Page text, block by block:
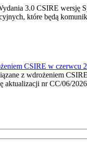
3.0 CSIRE wersję
które będą
CSIRE w czerwcu
z wdrożeniem
aktualizacji nr CC/06/